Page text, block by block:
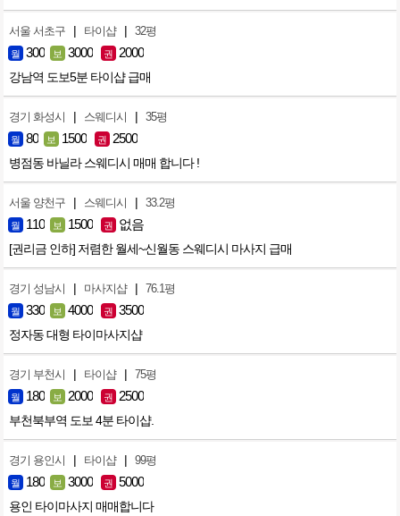
서울 서초구 | 타이샵 | 32평
월 300 보 3000 권 2000
강남역 도보5분 타이샵 급매
경기 화성시 | 스웨디시 | 35평
월 80 보 1500 권 2500
병점동 바닐라 스웨디시 매매 합니다 !
서울 양천구 | 스웨디시 | 33.2평
월 110 보 1500 권 없음
[권리금 인하] 저렴한 월세~신월동 스웨디시 마사지 급매
경기 성남시 | 마사지샵 | 76.1평
월 330 보 4000 권 3500
정자동 대형 타이마사지샵
경기 부천시 | 타이샵 | 75평
월 180 보 2000 권 2500
부천북부역 도보 4분 타이샵.
경기 용인시 | 타이샵 | 99평
월 180 보 3000 권 5000
용인 타이마사지 매매합니다